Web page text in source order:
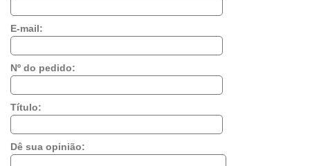
E-mail:
Nº do pedido:
Título:
Dê sua opinião: